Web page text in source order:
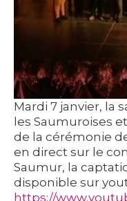
Mardi 7 janvier, la
les Saumuroises
de la cérémonie
en direct sur le
Saumur, la
disponible sur
https://